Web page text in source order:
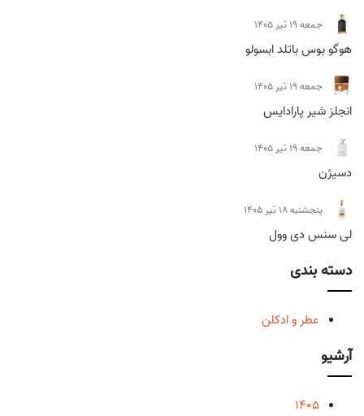
جمعه 19 تیر 1405
هوگو بوس باتلد ابسولو
جمعه 19 تیر 1405
انجلز شیر پارادایس
جمعه 19 تیر 1405
دسیژن
پنجشنبه 18 تیر 1405
لی سنس دی وول
دسته بندی
عطر و ادکلن
آرشیو
1405